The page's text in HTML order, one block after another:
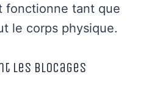
fonctionne tant que
le corps physique.
les blocages